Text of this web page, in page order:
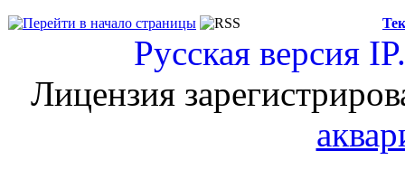
Русская версия
Лицензия